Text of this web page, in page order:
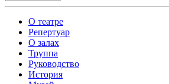
О театре
Репертуар
О залах
Труппа
Руководство
История